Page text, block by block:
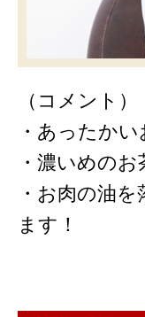
（コメント）
・あったかい
・濃いめの
・お肉の油
ます！